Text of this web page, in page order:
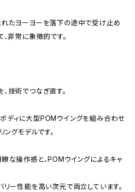
たヨーヨーを落下の途中で受け止め
非常に象徴的です。
技術でつなぎ直す。
ディに大型POMウイングを組み合わせ
ングモデルです。
な操作感と、POMウイングによるキャ
リー性能を高い次元で両立しています。